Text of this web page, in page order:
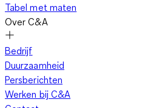
Tabel met maten
Over C&A
Bedrijf
Duurzaamheid
Persberichten
Werken bij C&A